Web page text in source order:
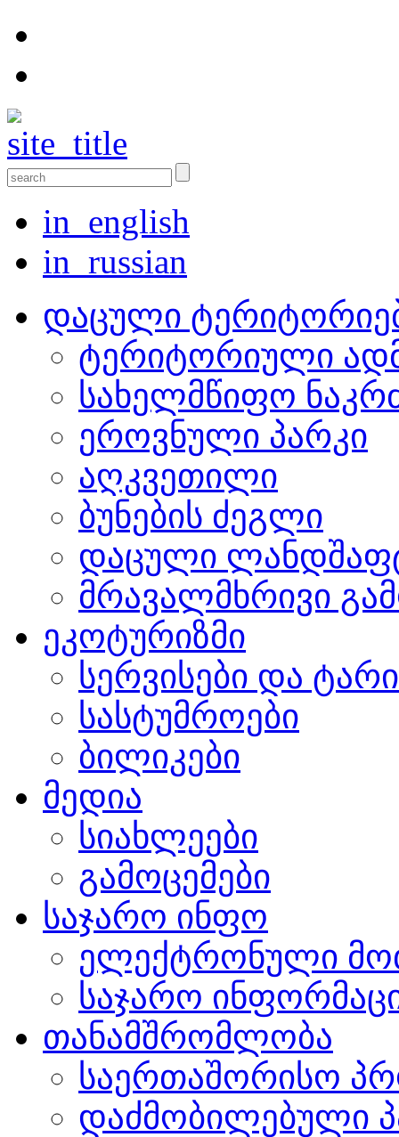
in_english
in_russian
დაცული
ტერიტორიული
სახელმწიფო
ეროვნული პარკი
აღკვეთილი
ბუნების ძეგლი
დაცული
მრავალმხრივი
ეკოტურიზმი
სერვისები და
სასტუმროები
ბილიკები
მედია
სიახლეები
გამოცემები
საჯარო ინფო
ელექტრონული
საჯარო
თანამშრომლობა
საერთაშორისო
დაძმობილებული